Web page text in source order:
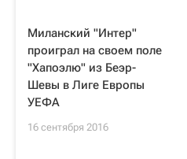
Миланский "Интер"
проиграл на своем поле
"Хапоэлю" из Беэр-
Шевы в Лиге Европы
УЕФА
16 сентября 2016